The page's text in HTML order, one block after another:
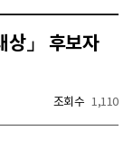
상」 후보자
조회수 1,110